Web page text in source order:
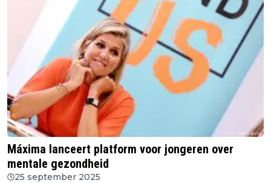
Máxima lanceert platform voor jongeren over
mentale gezondheid
25 september 2025